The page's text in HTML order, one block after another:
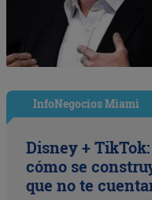
InfoNegocios Miami
Disney +
cómo se
que no te